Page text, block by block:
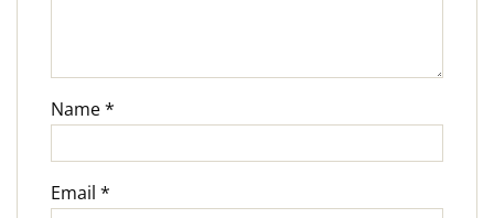
Name*
Email *